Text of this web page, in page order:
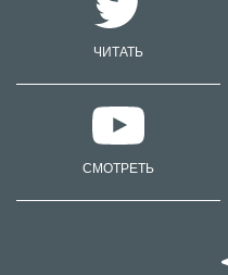
ЧИТАТЬ
СМОТРЕТЬ